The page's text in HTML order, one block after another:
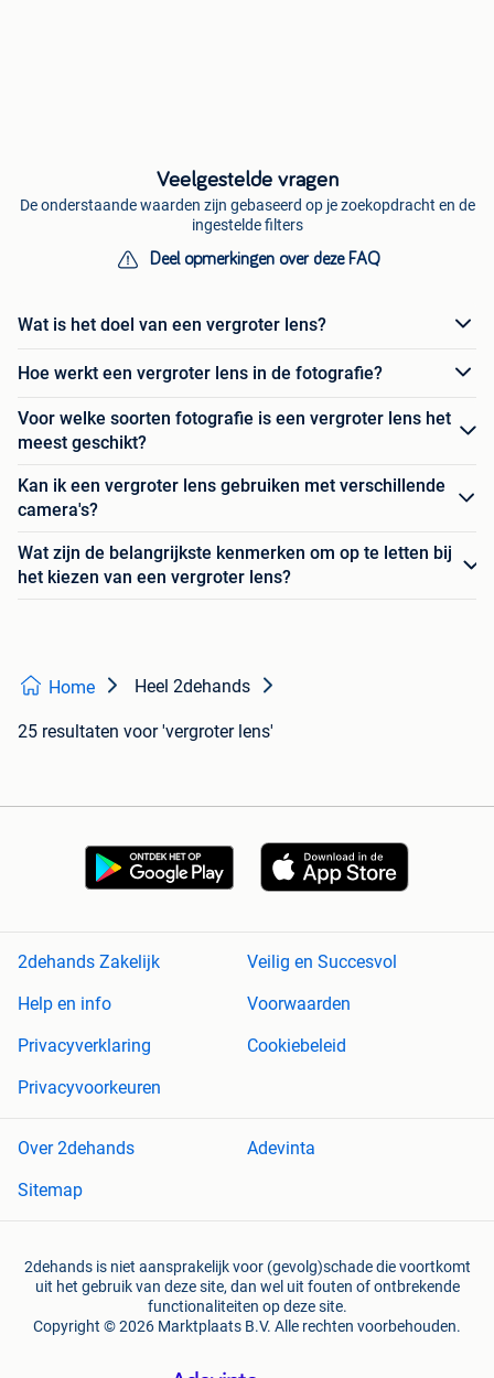
Veelgestelde vragen
De onderstaande waarden zijn gebaseerd op je zoekopdracht en de
ingestelde filters
Deel opmerkingen over deze FAQ
Wat is het doel van een vergroter lens?
Hoe werkt een vergroter lens in de fotografie?
Voor welke soorten fotografie is een vergroter lens het
meest geschikt?
Kan ik een vergroter lens gebruiken met verschillende
camera's?
Wat zijn de belangrijkste kenmerken om op te letten bij
het kiezen van een vergroter lens?
Home Heel 2dehands
25 resultaten voor 'vergroter lens'
2dehands Zakelijk
Veilig en Succesvol
Help en info
Voorwaarden
Privacyverklaring
Cookiebeleid
Privacyvoorkeuren
Over 2dehands
Adevinta
Sitemap
2dehands is niet aansprakelijk voor (gevolg)schade die voortkomt
uit het gebruik van deze site, dan wel uit fouten of ontbrekende
functionaliteiten op deze site.
Copyright © 2026 Marktplaats B.V. Alle rechten voorbehouden.